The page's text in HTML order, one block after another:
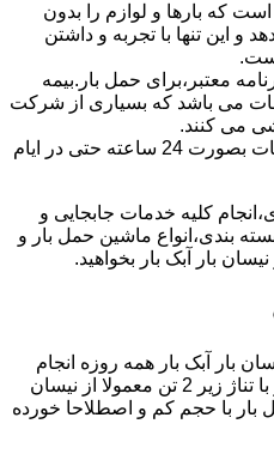
است که بارها و لوازم را بدون
و این تنها با تجربه و داشتن
معتبر،برای حمل بار.بیمه
می باشد که بسیاری از شرکت
می کنند.
امکان فعالیت و انجام خدمات بصورت 24 ساعته حتی در ایام
کلیه خدمات جابجایی و
بندی،انواع ماشین حمل بار و
بار آبک بار بخواهید.
بار آبک بار همه روزه انجام
می شود.برای حمل و جابجایی بار با تناژ زیر 2 تن معمولا از نیسان
بار با حجم کم و اصطلاحا خورده